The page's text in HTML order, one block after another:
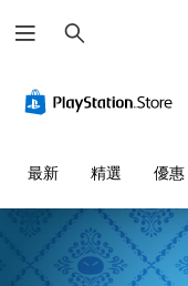
尋
最新 精選 優惠